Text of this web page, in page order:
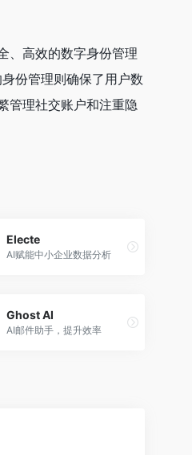
、高效的数字身份管理
份管理则确保了用户数
管理社交账户和注重隐
Electe
AI赋能中小企业数据分析
Ghost AI
AI邮件助手，提升效率